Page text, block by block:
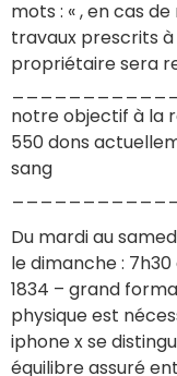
mots : « , en cas
travaux prescrits à
propriétaire sera
notre objectif à la
550 dons
sang
Du mardi au
le dimanche : 7h30
1834 – grand
physique est
iphone x se
équilibre assuré